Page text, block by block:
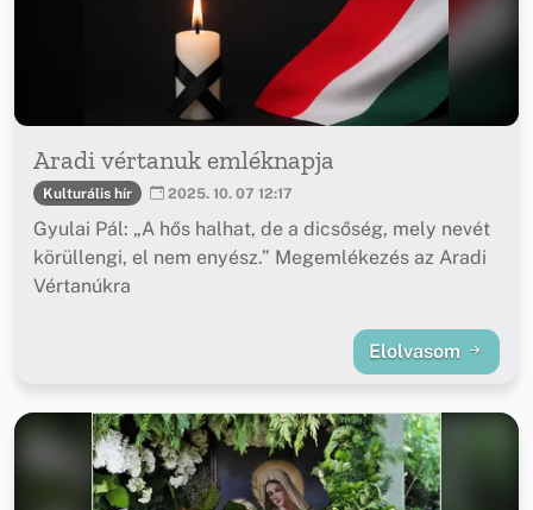
Aradi vértanuk emléknapja
Kulturális hír 2025. 10. 07 12:17
Gyulai Pál: „A hős halhat, de a dicsőség, mely nevét
körüllengi, el nem enyész.” Megemlékezés az Aradi
Vértanúkra
Elolvasom